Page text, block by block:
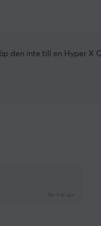
den inte till en Hyper X
för 3 år sen